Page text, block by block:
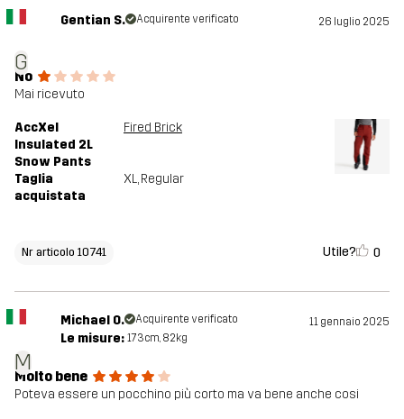
G
Gentian S. Acquirente verificato 26 luglio 2025
No
Mai ricevuto
AccXel
Insulated 2L
Snow Pants
Fired Brick
Taglia
acquistata
XL, Regular
Nr articolo 10741 Utile? 0
M
Michael O. Acquirente verificato 11 gennaio 2025
Le misure: 173cm, 82kg
Molto bene
Poteva essere un pocchino più corto ma va bene anche cosi